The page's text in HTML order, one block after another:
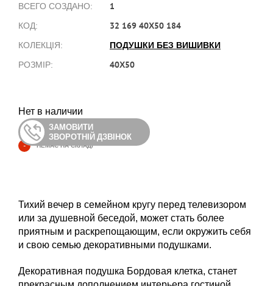
ВСЕГО СОЗДАНО: 1
КОД: 32 169 40Х50 184
КОЛЕКЦІЯ: ПОДУШКИ БЕЗ ВИШИВКИ
РОЗМІР: 40Х50
Нет в наличии
ЗАМОВИТИ
ЗВОРОТНІЙ ДЗВІНОК
- НЕМАЄ НА СКЛАДІ
Тихий вечер в семейном кругу перед телевизором
или за душевной беседой, может стать более
приятным и раскрепощающим, если окружить себя
и свою семью декоративными подушками.
Декоративная подушка Бордовая клетка, станет